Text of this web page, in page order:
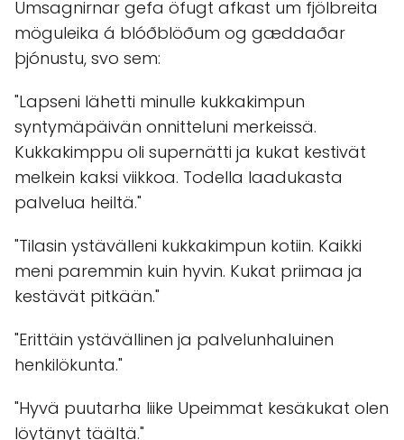
päivänä,Esteetön pysäköintialue,Nopea
asiointi , Credit-kortit Debit-kortit
mobiilimaksaminen
Álit
Kukkakauppa, Hautaustoimisto ja
Puutarhamyymälä Rainoma Oy hefur
umsagnir á Google My Business
breytistalningu og meðaltal álit er
4.6/5
Umsagnirnar gefa öfugt afkast um fjölbreita
möguleika á blóðblöðum og gæddaðar
þjónustu, svo sem:
syntymäpäivän onnitteluni merkeissä.
Kukkakimppu oli supernätti ja kukat kestivät